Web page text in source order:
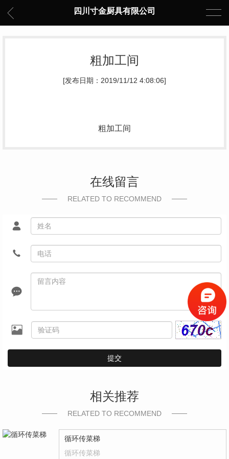
四川寸金厨具有限公司
粗加工间
[发布日期：2019/11/12 4:08:06]
粗加工间
在线留言
RELATED TO RECOMMEND
提交
相关推荐
RELATED TO RECOMMEND
循环传菜梯
循环传菜梯